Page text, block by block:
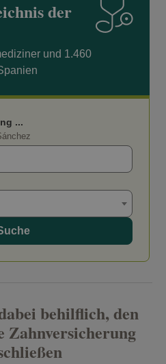
der
und 1.460
...
behilflich, den